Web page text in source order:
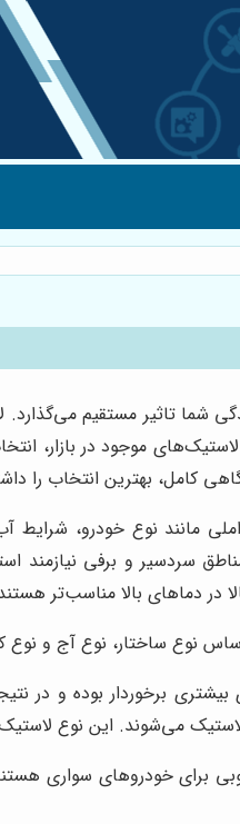
شما تاثیر مستقیم
موجود در بازار،
کامل، بهترین انتخاب را
مانند نوع خودرو، شرایط
سردسیر و برفی
در دماهای بالا مناسب‌تر
نوع ساختار، نوع آج و
بیشتری برخوردار بوده و در
می‌شوند. این نوع
برای خودروهای سواری